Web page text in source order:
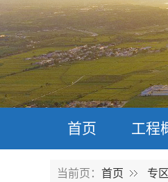
首页 工程
当前页： 首页 专